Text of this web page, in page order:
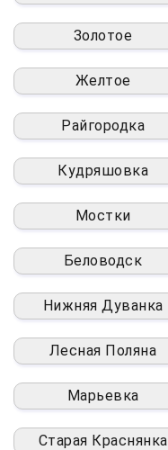
Золотое
Желтое
Райгородка
Кудряшовка
Мостки
Беловодск
Нижняя Дуванка
Лесная Поляна
Марьевка
Старая Краснянка